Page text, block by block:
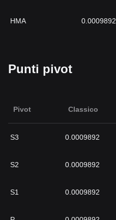
HMA 0.0009892
Punti pivot
Pivot Classico
S3 0.0009892
S2 0.0009892
S1 0.0009892